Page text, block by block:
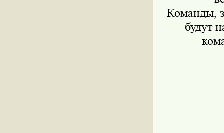
Команды,
будут